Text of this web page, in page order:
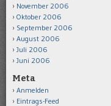
November 2006
Oktober 2006
September 2006
August 2006
Juli 2006
Juni 2006
Meta
Anmelden
Eintrags-Feed